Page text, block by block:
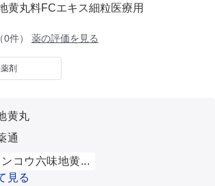
黄丸料FCエキス細粒医療用
0件） 薬の評価を見る
剤
黄丸
通
ンコウ六味地黄...
見る